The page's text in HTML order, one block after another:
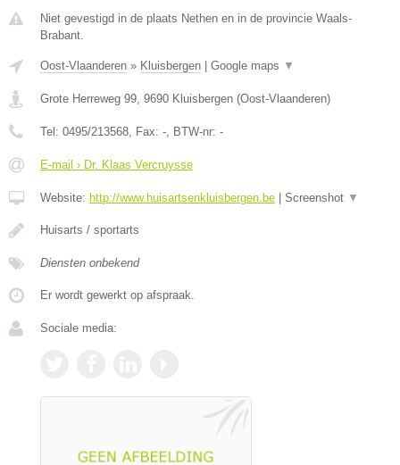
Niet gevestigd in de plaats Nethen en in de provincie Waals-
Brabant.
Oost-Vlaanderen » Kluisbergen Google maps ▼
Grote Herreweg 99 9690 Kluisbergen (Oost-Vlaanderen)
Tel: 0495/213568 , Fax: - , BTW-nr: -
E-mail › Dr. Klaas Vercruysse
Website: http://www.huisartsenkluisbergen.be Screenshot ▼
Huisarts / sportarts
Diensten onbekend
Er wordt gewerkt op afspraak.
Sociale media: